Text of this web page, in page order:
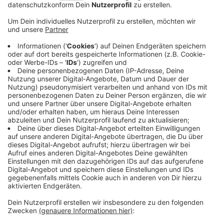
entsprechende Quote.
Veröffentlicht:Donnerstag, 21.04.2022 06:03
Anzeige
Spitzenreiter in Siegen-Wittgenstein ist Wilnsdorf. Es
liegt ein Viertel über dem Soll-Wert und hat 283
Geflüchtete aufgenommen. Auch Siegen und Burbach
liegen über dem Soll-Wert. Nach einem Landesgesetz
werden Geflüchtete landesweit über eine Quote
verteilt. Sie orientiert sich an der Einwohnerzahl.
Kommen weitere Geflüchtete an, werden sie nach dem
Landesschlüssel so lange verteilt, bis die Quote erfüllt
ist. Bei den erfassten Geflüchteten handelt es sich vor
allem, aber nicht nur um Ukrainer.
Anzeige